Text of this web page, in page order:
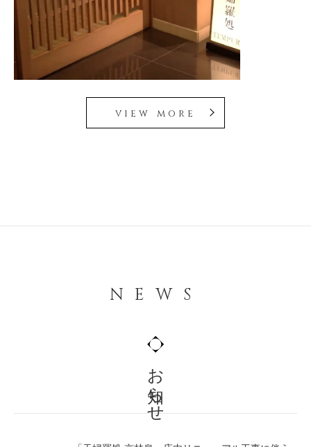
view more
NEWS
お知らせ